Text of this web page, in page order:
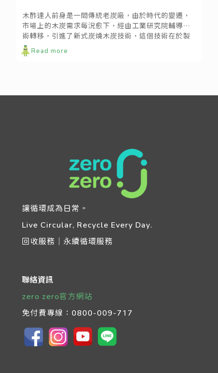
木酢達人前身是一間傳統老炭廠，由於時代的變遷，
市場上的木炭需求每況愈下，經由工業研究院輔導技
術轉移，引進了新式炭燒木炭技術，這個技術在於製
炭材的同時且能回收木材內所含的木質酸，即木酢
液。利用回收果農修枝做為原料，更減少農業廢棄問
Read more
讓循環成為日常。
Live Circular, Recycle Every Day.
回收服務｜永續循環服務
聯絡資訊
zero zero官方網站
免付費專線： 0800-009-717